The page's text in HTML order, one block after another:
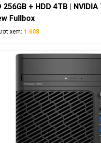
256GB + HDD 4TB | NVIDIA
Fullbox
xem: 1.608